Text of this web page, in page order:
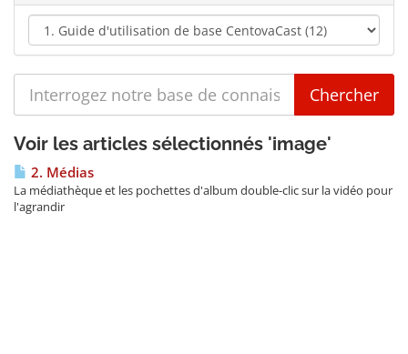
Voir les articles sélectionnés 'image'
2. Médias
La médiathèque et les pochettes d'album double-clic sur la vidéo pour
l'agrandir